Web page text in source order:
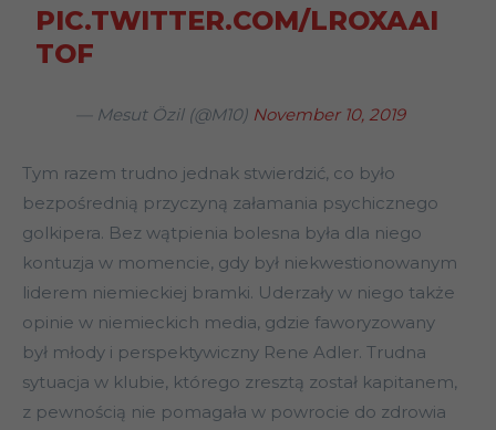
PIC.TWITTER.COM/LROXAAI
TOF
— Mesut Özil (@M10) November 10, 2019
Tym razem trudno jednak stwierdzić, co było
bezpośrednią przyczyną załamania psychicznego
golkipera. Bez wątpienia bolesna była dla niego
kontuzja w momencie, gdy był niekwestionowanym
liderem niemieckiej bramki. Uderzały w niego także
opinie w niemieckich media, gdzie faworyzowany
był młody i perspektywiczny Rene Adler. Trudna
sytuacja w klubie, którego zresztą został kapitanem,
z pewnością nie pomagała w powrocie do zdrowia